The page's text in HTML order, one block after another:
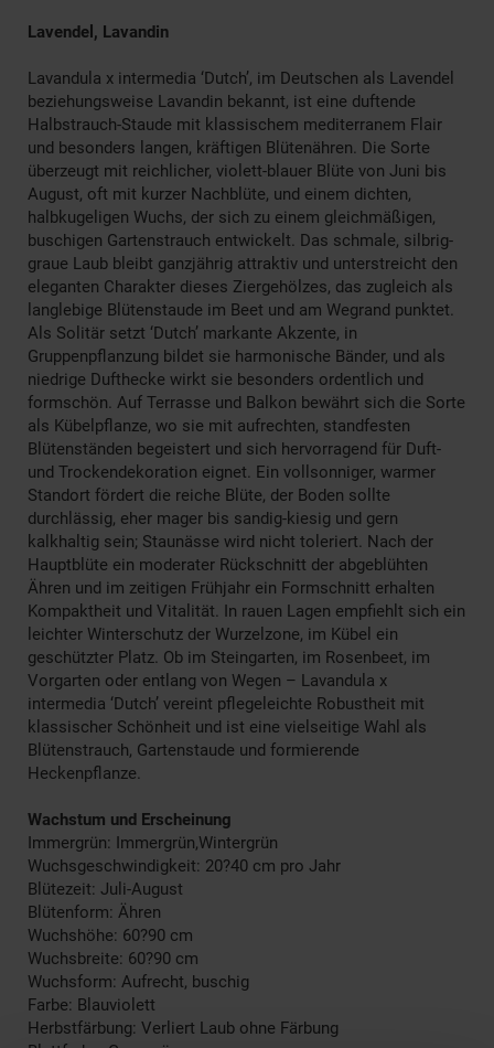
Lavendel, Lavandin
Lavandula x intermedia ‘Dutch’, im Deutschen als Lavendel
beziehungsweise Lavandin bekannt, ist eine duftende
Halbstrauch-Staude mit klassischem mediterranem Flair
und besonders langen, kräftigen Blütenähren. Die Sorte
überzeugt mit reichlicher, violett-blauer Blüte von Juni bis
August, oft mit kurzer Nachblüte, und einem dichten,
halbkugeligen Wuchs, der sich zu einem gleichmäßigen,
buschigen Gartenstrauch entwickelt. Das schmale, silbrig-
graue Laub bleibt ganzjährig attraktiv und unterstreicht den
eleganten Charakter dieses Ziergehölzes, das zugleich als
langlebige Blütenstaude im Beet und am Wegrand punktet.
Als Solitär setzt ‘Dutch’ markante Akzente, in
Gruppenpflanzung bildet sie harmonische Bänder, und als
niedrige Dufthecke wirkt sie besonders ordentlich und
formschön. Auf Terrasse und Balkon bewährt sich die Sorte
als Kübelpflanze, wo sie mit aufrechten, standfesten
Blütenständen begeistert und sich hervorragend für Duft-
und Trockendekoration eignet. Ein vollsonniger, warmer
Standort fördert die reiche Blüte, der Boden sollte
durchlässig, eher mager bis sandig-kiesig und gern
kalkhaltig sein; Staunässe wird nicht toleriert. Nach der
Hauptblüte ein moderater Rückschnitt der abgeblühten
Ähren und im zeitigen Frühjahr ein Formschnitt erhalten
Kompaktheit und Vitalität. In rauen Lagen empfiehlt sich ein
leichter Winterschutz der Wurzelzone, im Kübel ein
geschützter Platz. Ob im Steingarten, im Rosenbeet, im
Vorgarten oder entlang von Wegen – Lavandula x
intermedia ‘Dutch’ vereint pflegeleichte Robustheit mit
klassischer Schönheit und ist eine vielseitige Wahl als
Blütenstrauch, Gartenstaude und formierende
Heckenpflanze.
Wachstum und Erscheinung
Immergrün: Immergrün,Wintergrün
Wuchsgeschwindigkeit: 20?40 cm pro Jahr
Blütezeit: Juli-August
Blütenform: Ähren
Wuchshöhe: 60?90 cm
Wuchsbreite: 60?90 cm
Wuchsform: Aufrecht, buschig
Farbe: Blauviolett
Herbstfärbung: Verliert Laub ohne Färbung